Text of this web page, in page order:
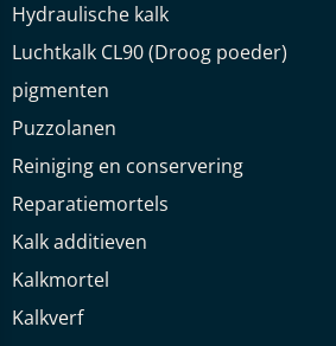
Hydraulische kalk
Luchtkalk CL90 (Droog poeder)
pigmenten
Puzzolanen
Reiniging en conservering
Reparatiemortels
Kalk additieven
Kalkmortel
Kalkverf